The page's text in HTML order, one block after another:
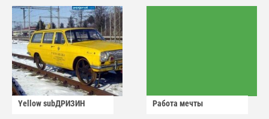
Yellow subДРИЗИН Работа мечты